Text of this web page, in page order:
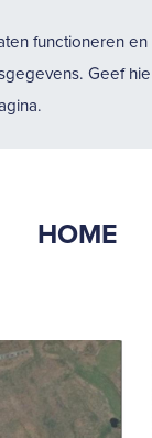
functioneren
Geef
HOME